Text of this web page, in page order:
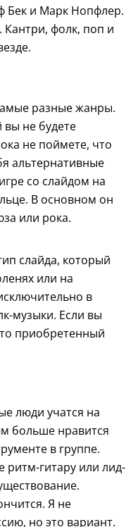
Бек и Марк Нопфлер.
Кантри, фолк, поп и
разные жанры.
вы не будете
не поймете, что
альтернативные
со слайдом на
В основном он
или рока.
слайда, который
или на
в
музыки. Если вы
приобретенный
люди учатся на
больше нравится
в группе.
ритм-гитару или лид-
Я не
но это вариант.